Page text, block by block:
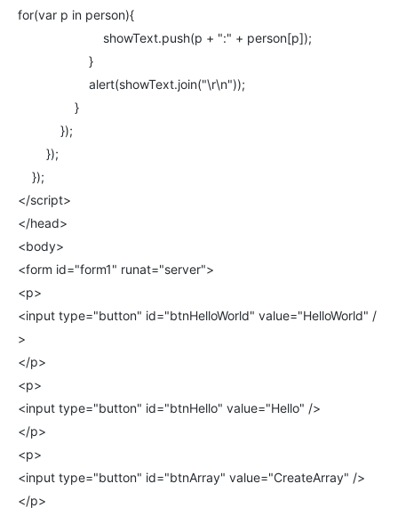
for(var p in person){
showText.push(p + ":" + person[p]);
}
alert(showText.join("\r\n"));
}
});
});
});
</script>
</head>
<body>
<form id="form1" runat="server">
<p>
<input type="button" id="btnHelloWorld" value="HelloWorld" /
>
</p>
<p>
<input type="button" id="btnHello" value="Hello" />
</p>
<p>
<input type="button" id="btnArray" value="CreateArray" />
</p>